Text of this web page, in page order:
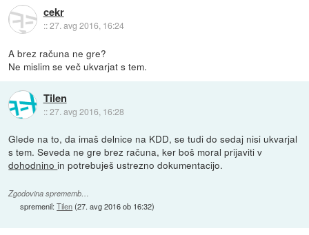
cekr
::27. avg 2016, 16:24
A brez računa ne gre?
Ne mislim se več ukvarjat s tem.
Tilen
::27. avg 2016, 16:28
Glede na to, da imaš delnice na KDD, se tudi do sedaj nisi ukvarjal
s tem. Seveda ne gre brez računa, ker boš moral prijaviti v
dohodninoin potrebuješ ustrezno dokumentacijo.
Zgodovina sprememb…
spremenil:Tilen(27. avg 2016 ob 16:32)